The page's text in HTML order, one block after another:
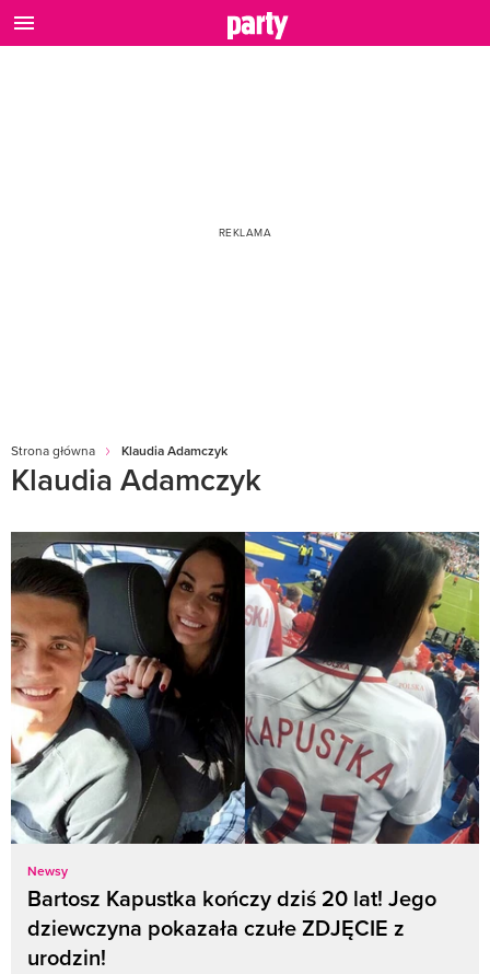
Strona główna Klaudia Adamczyk
Klaudia Adamczyk
Newsy
Bartosz Kapustka kończy dziś 20 lat! Jego
dziewczyna pokazała czułe ZDJĘCIE z
urodzin!